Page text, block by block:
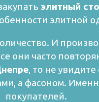
элитный
элитной
И
они часто
, то не
а фасоном.
покупателей.